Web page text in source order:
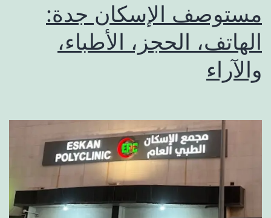
مستوصف الإسكان جدة:
الهاتف، الحجز، الأطباء،
والآراء